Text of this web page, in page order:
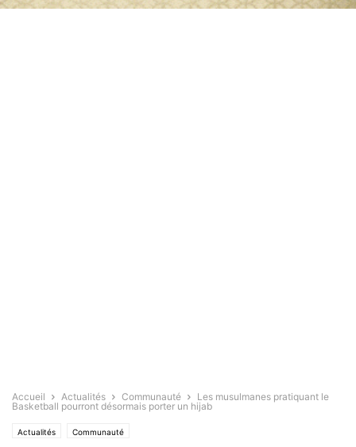
Accueil Actualités Communauté
Les musulmanes pratiquant le
Basketball pourront désormais porter un hijab
Actualités Communauté